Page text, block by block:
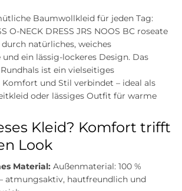
Baumwollkleid für jeden Tag:
O-NECK DRESS JRS NOOS BC roseate
natürliches, weiches
ein lässig-lockeres Design. Das
ist ein vielseitiges
und Stil verbindet – ideal als
oder lässiges Outfit für warme
Kleid? Komfort trifft
Look
Material: Außenmaterial: 100 %
atmungsaktiv, hautfreundlich und